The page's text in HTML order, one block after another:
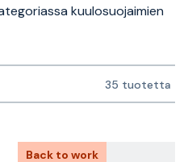
kuulosuojaimien
35 tuotetta
Back to work